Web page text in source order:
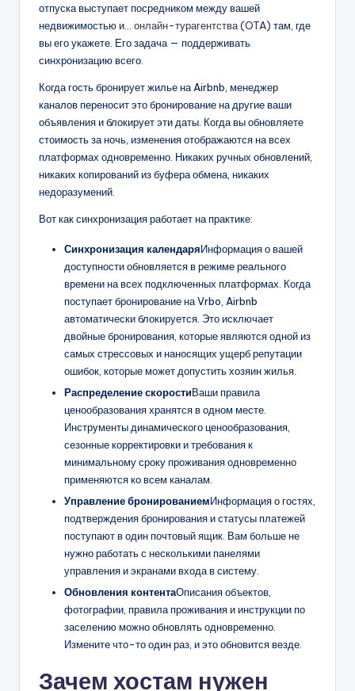
отпуска выступает посредником между вашей
недвижимостью и... онлайн-турагентства (OTA) там, где
вы его укажете. Его задача — поддерживать
синхронизацию всего.
Когда гость бронирует жилье на Airbnb, менеджер
каналов переносит это бронирование на другие ваши
объявления и блокирует эти даты. Когда вы обновляете
стоимость за ночь, изменения отображаются на всех
платформах одновременно. Никаких ручных обновлений,
никаких копирований из буфера обмена, никаких
недоразумений.
Вот как синхронизация работает на практике:
Синхронизация календаряИнформация о вашей
доступности обновляется в режиме реального
времени на всех подключенных платформах. Когда
поступает бронирование на Vrbo, Airbnb
автоматически блокируется. Это исключает
двойные бронирования, которые являются одной из
самых стрессовых и наносящих ущерб репутации
ошибок, которые может допустить хозяин жилья.
Распределение скоростиВаши правила
ценообразования хранятся в одном месте.
Инструменты динамического ценообразования,
сезонные корректировки и требования к
минимальному сроку проживания одновременно
применяются ко всем каналам.
Управление бронированиемИнформация о гостях,
подтверждения бронирования и статусы платежей
поступают в один почтовый ящик. Вам больше не
нужно работать с несколькими панелями
управления и экранами входа в систему.
Обновления контентаОписания объектов,
фотографии, правила проживания и инструкции по
заселению можно обновлять одновременно.
Измените что-то один раз, и это обновится везде.
Зачем хостам нужен